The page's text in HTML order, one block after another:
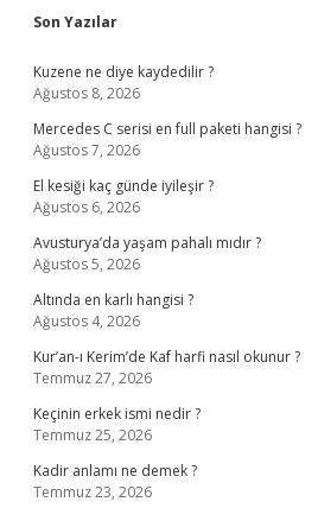
Sidebar
Son Yazılar
Kuzene ne diye kaydedilir ?
Ağustos 8, 2026
Mercedes C serisi en full paketi hangisi ?
Ağustos 7, 2026
El kesiği kaç günde iyileşir ?
Ağustos 6, 2026
Avusturya’da yaşam pahalı mıdır ?
Ağustos 5, 2026
Altında en karlı hangisi ?
Ağustos 4, 2026
Kur’an-ı Kerim’de Kaf harfi nasıl okunur ?
Temmuz 27, 2026
Keçinin erkek ismi nedir ?
Temmuz 25, 2026
Kadir anlamı ne demek ?
Temmuz 23, 2026